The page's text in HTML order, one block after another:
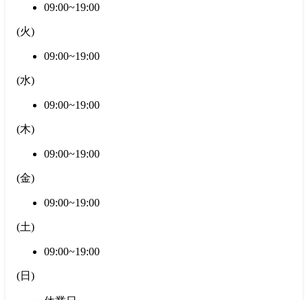
09:00~19:00
(火)
09:00~19:00
(水)
09:00~19:00
(木)
09:00~19:00
(金)
09:00~19:00
(土)
09:00~19:00
(日 )